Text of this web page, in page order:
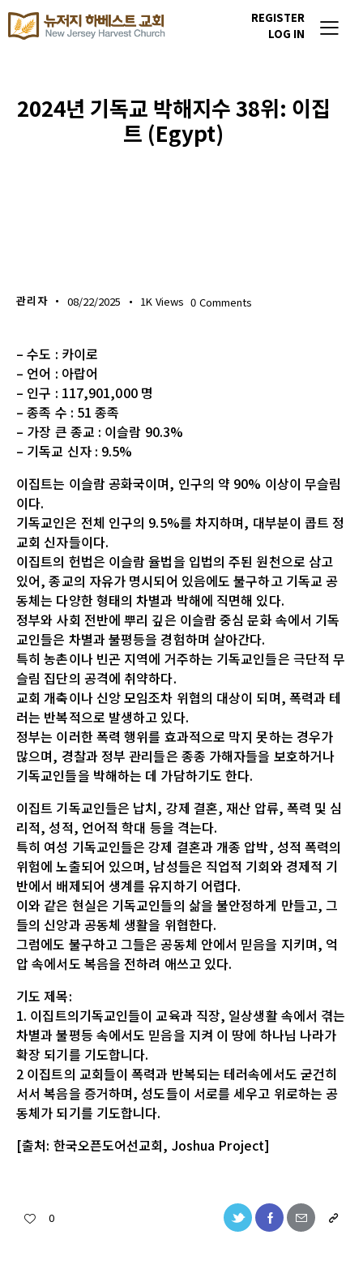
REGISTER
LOG IN
2024년 기독교 박해지수 38위: 이집
트 (Egypt)
관리자 08/22/2025 1K Views 0 Comments
– 수도 : 카이로
– 언어 : 아랍어
– 인구 : 117,901,000 명
– 종족 수 : 51 종족
– 가장 큰 종교 : 이슬람 90.3%
– 기독교 신자 : 9.5%
이집트는 이슬람 공화국이며, 인구의 약 90% 이상이 무슬림
이다.
기독교인은 전체 인구의 9.5%를 차지하며, 대부분이 콥트 정
교회 신자들이다.
이집트의 헌법은 이슬람 율법을 입법의 주된 원천으로 삼고
있어, 종교의 자유가 명시되어 있음에도 불구하고 기독교 공
동체는 다양한 형태의 차별과 박해에 직면해 있다.
정부와 사회 전반에 뿌리 깊은 이슬람 중심 문화 속에서 기독
교인들은 차별과 불평등을 경험하며 살아간다.
특히 농촌이나 빈곤 지역에 거주하는 기독교인들은 극단적 무
슬림 집단의 공격에 취약하다.
교회 개축이나 신앙 모임조차 위협의 대상이 되며, 폭력과 테
러는 반복적으로 발생하고 있다.
정부는 이러한 폭력 행위를 효과적으로 막지 못하는 경우가
많으며, 경찰과 정부 관리들은 종종 가해자들을 보호하거나
기독교인들을 박해하는 데 가담하기도 한다.
이집트 기독교인들은 납치, 강제 결혼, 재산 압류, 폭력 및 심
리적, 성적, 언어적 학대 등을 격는다.
특히 여성 기독교인들은 강제 결혼과 개종 압박, 성적 폭력의
위험에 노출되어 있으며, 남성들은 직업적 기회와 경제적 기
반에서 배제되어 생계를 유지하기 어렵다.
이와 같은 현실은 기독교인들의 삶을 불안정하게 만들고, 그
들의 신앙과 공동체 생활을 위협한다.
그럼에도 불구하고 그들은 공동체 안에서 믿음을 지키며, 억
압 속에서도 복음을 전하려 애쓰고 있다.
기도 제목:
1. 이집트의기독교인들이 교육과 직장, 일상생활 속에서 겪는
차별과 불평등 속에서도 믿음을 지켜 이 땅에 하나님 나라가
확장 되기를 기도합니다.
2 이집트의 교회들이 폭력과 반복되는 테러속에서도 굳건히
서서 복음을 증거하며, 성도들이 서로를 세우고 위로하는 공
동체가 되기를 기도합니다.
[출처: 한국오픈도어선교회, Joshua Project]
0